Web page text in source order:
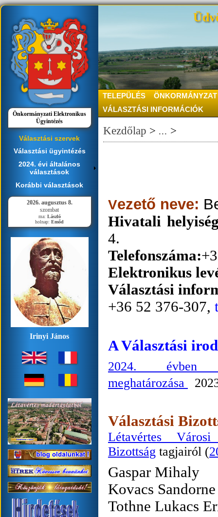
Önkormányzati Elektronikus
Ügyintézés
Választási szervek
Választási ügyintézés
2024. évi általános
választások
Korábbi választások
2026. augusztus 8.
szombat
ma: László
holnap:Emőd
Irinyi János
TELEPÜLÉS
ÖNKORMÁNYZAT
VÁLASZTÁSI INFORMÁCIÓK
Kezdőlap > ... >
Vezető neve:
Hivatali
4.
Telefonszáma:
Elektronikus
Választási
+36 52 376-307,
A Választási
2024. évben
meghatározása
Választási
Létavértes
Bizottság tagjairól (
Gaspar
Kovacs
Tothne Lukacs